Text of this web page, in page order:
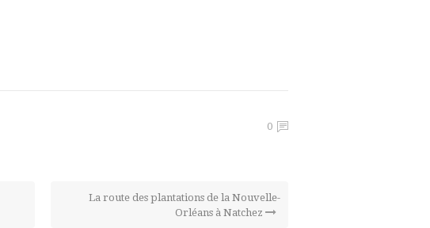
0
La route des plantations de la Nouvelle-
Orléans à Natchez